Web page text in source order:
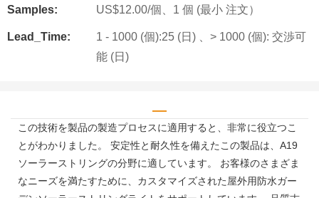
Samples: US$12.00/個、1 個 (最小 注文）
Lead_Time:
1 - 1000 (個):25 (日) 、> 1000 (個): 交渉可
能 (日)
この技術を製品の製造プロセスに適用すると、非常に役立つこ
とがわかりました。 安定性と耐久性を備えたこの製品は、A19
ソーラーストリングの分野に適しています。 お客様のさまざま
なニーズを満たすために、カスタマイズされた屋外用防水ガー